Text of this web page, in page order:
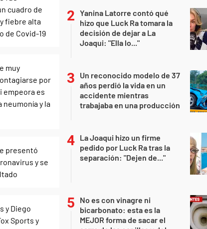
Yanina Latorre contó qué
hizo que Luck Ra tomara la
decisión de dejar a La
Joaqui: "Ella lo..."
Un reconocido modelo de 37
años perdió la vida en un
accidente mientras
trabajaba en una producción
La Joaqui hizo un firme
pedido por Luck Ra tras la
separación: "Dejen de..."
No es con vinagre ni
bicarbonato: esta es la
MEJOR forma de sacar el